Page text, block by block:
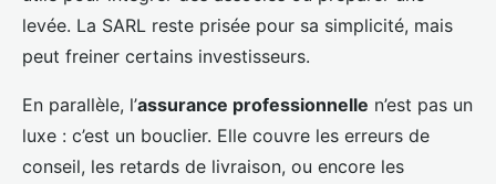
levée. La SARL reste prisée pour sa simplicité, mais
peut freiner certains investisseurs.
En parallèle, l’assurance professionnelle n’est pas un
luxe : c’est un bouclier. Elle couvre les erreurs de
conseil, les retards de livraison, ou encore les